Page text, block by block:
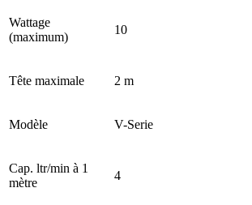
Wattage
(maximum)
10
Tête maximale 2 m
Modèle V-Serie
Cap. ltr/min à 1
mètre
4